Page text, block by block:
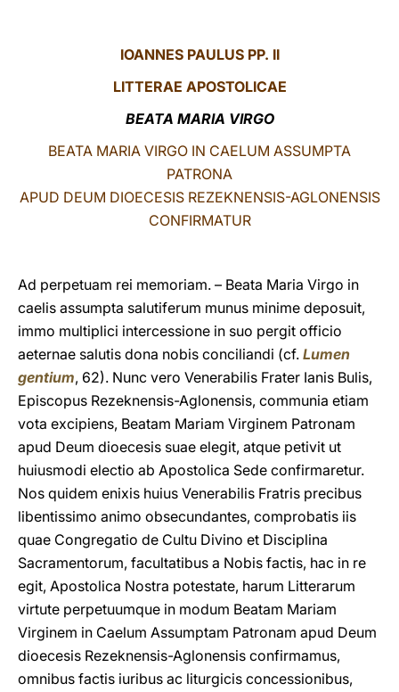
中文
IOANNES PAULUS PP. II
LITTERAE APOSTOLICAE
BEATA MARIA VIRGO
BEATA MARIA VIRGO IN CAELUM ASSUMPTA
PATRONA
APUD DEUM DIOECESIS REZEKNENSIS-AGLONENSIS
CONFIRMATUR
Ad perpetuam rei memoriam. – Beata Maria Virgo in
caelis assumpta salutiferum munus minime deposuit,
immo multiplici intercessione in suo pergit officio
aeternae salutis dona nobis conciliandi (cf. Lumen
gentium, 62). Nunc vero Venerabilis Frater Ianis Bulis,
Episcopus Rezeknensis-Aglonensis, communia etiam
vota excipiens, Beatam Mariam Virginem Patronam
apud Deum dioecesis suae elegit, atque petivit ut
huiusmodi electio ab Apostolica Sede confirmaretur.
Nos quidem enixis huius Venerabilis Fratris precibus
libentissimo animo obsecundantes, comprobatis iis
quae Congregatio de Cultu Divino et Disciplina
Sacramentorum, facultatibus a Nobis factis, hac in re
egit, Apostolica Nostra potestate, harum Litterarum
virtute perpetuumque in modum Beatam Mariam
Virginem in Caelum Assumptam Patronam apud Deum
dioecesis Rezeknensis-Aglonensis confirmamus,
omnibus factis iuribus ac liturgicis concessionibus,